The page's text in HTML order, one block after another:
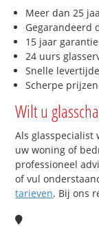
Meer dan 25
Gegarandeerd
15 jaar
24 uurs
Snelle
Scherpe prijzen
Wilt u
Als glasspecialist
uw woning of
professioneel
of vul
tarieven. Bij ons